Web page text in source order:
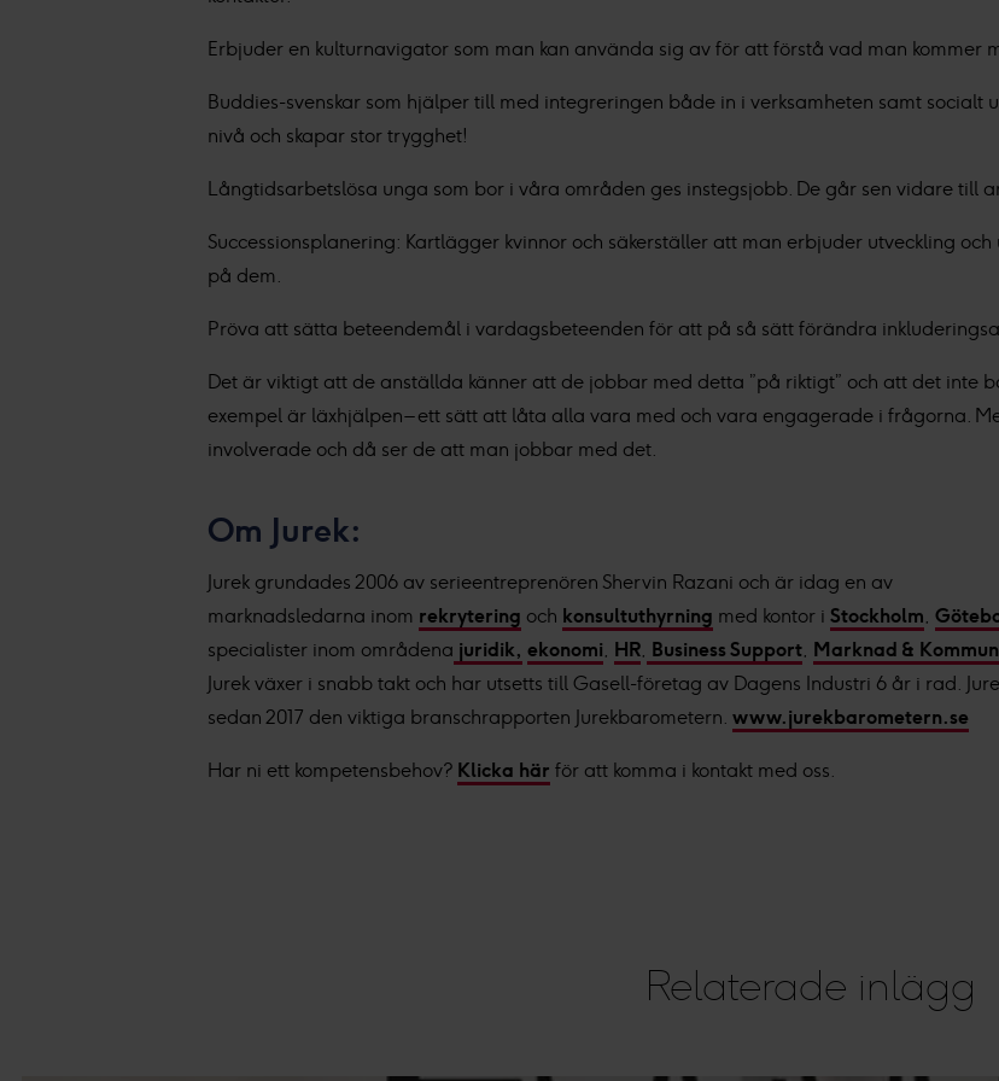
integritetspolicy.
Vi och våra partners processar den insamlade datan efter ditt godkännande
Personaliserat innehåll och annonser, statistik från innehåll och annonser samt
Erbjuder en kulturnavigator som man kan använda sig av för att förstå vad man kommer
Buddies-svenskar som hjälper till med integreringen både in i verksamheten samt socialt
nivå och skapar stor trygghet!
Långtidsarbetslösa unga som bor i våra områden ges instegsjobb. De går sen vidare till
Successionsplanering: Kartlägger kvinnor och säkerställer att man erbjuder utveckling
på dem.
Pröva att sätta beteendemål i vardagsbeteenden för att på så sätt förändra
Det är viktigt att de anställda känner att de jobbar med detta ”på riktigt” och att det inte
exempel är läxhjälpen – ett sätt att låta alla vara med och vara engagerade i frågorna.
involverade och då ser de att man jobbar med det.
Om Jurek:
Jurek grundades 2006 av serieentreprenören Shervin Razani och är idag en av
marknadsledarna inom rekrytering och konsultuthyrning med kontor i Stockholm,
specialister inom områdena juridik, ekonomi, HR, Business Support, Marknad &
Jurek växer i snabb takt och har utsetts till Gasell-företag av Dagens Industri 6 år i rad.
sedan 2017 den viktiga branschrapporten Jurekbarometern. www.jurekbarometern.se
Har ni ett kompetensbehov? Klicka här för att komma i kontakt med oss.
Relaterade inlägg